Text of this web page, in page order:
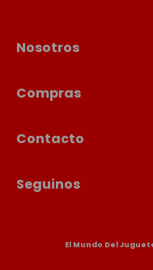
Nosotros
Compras
Contacto
Seguinos
El Mundo Del